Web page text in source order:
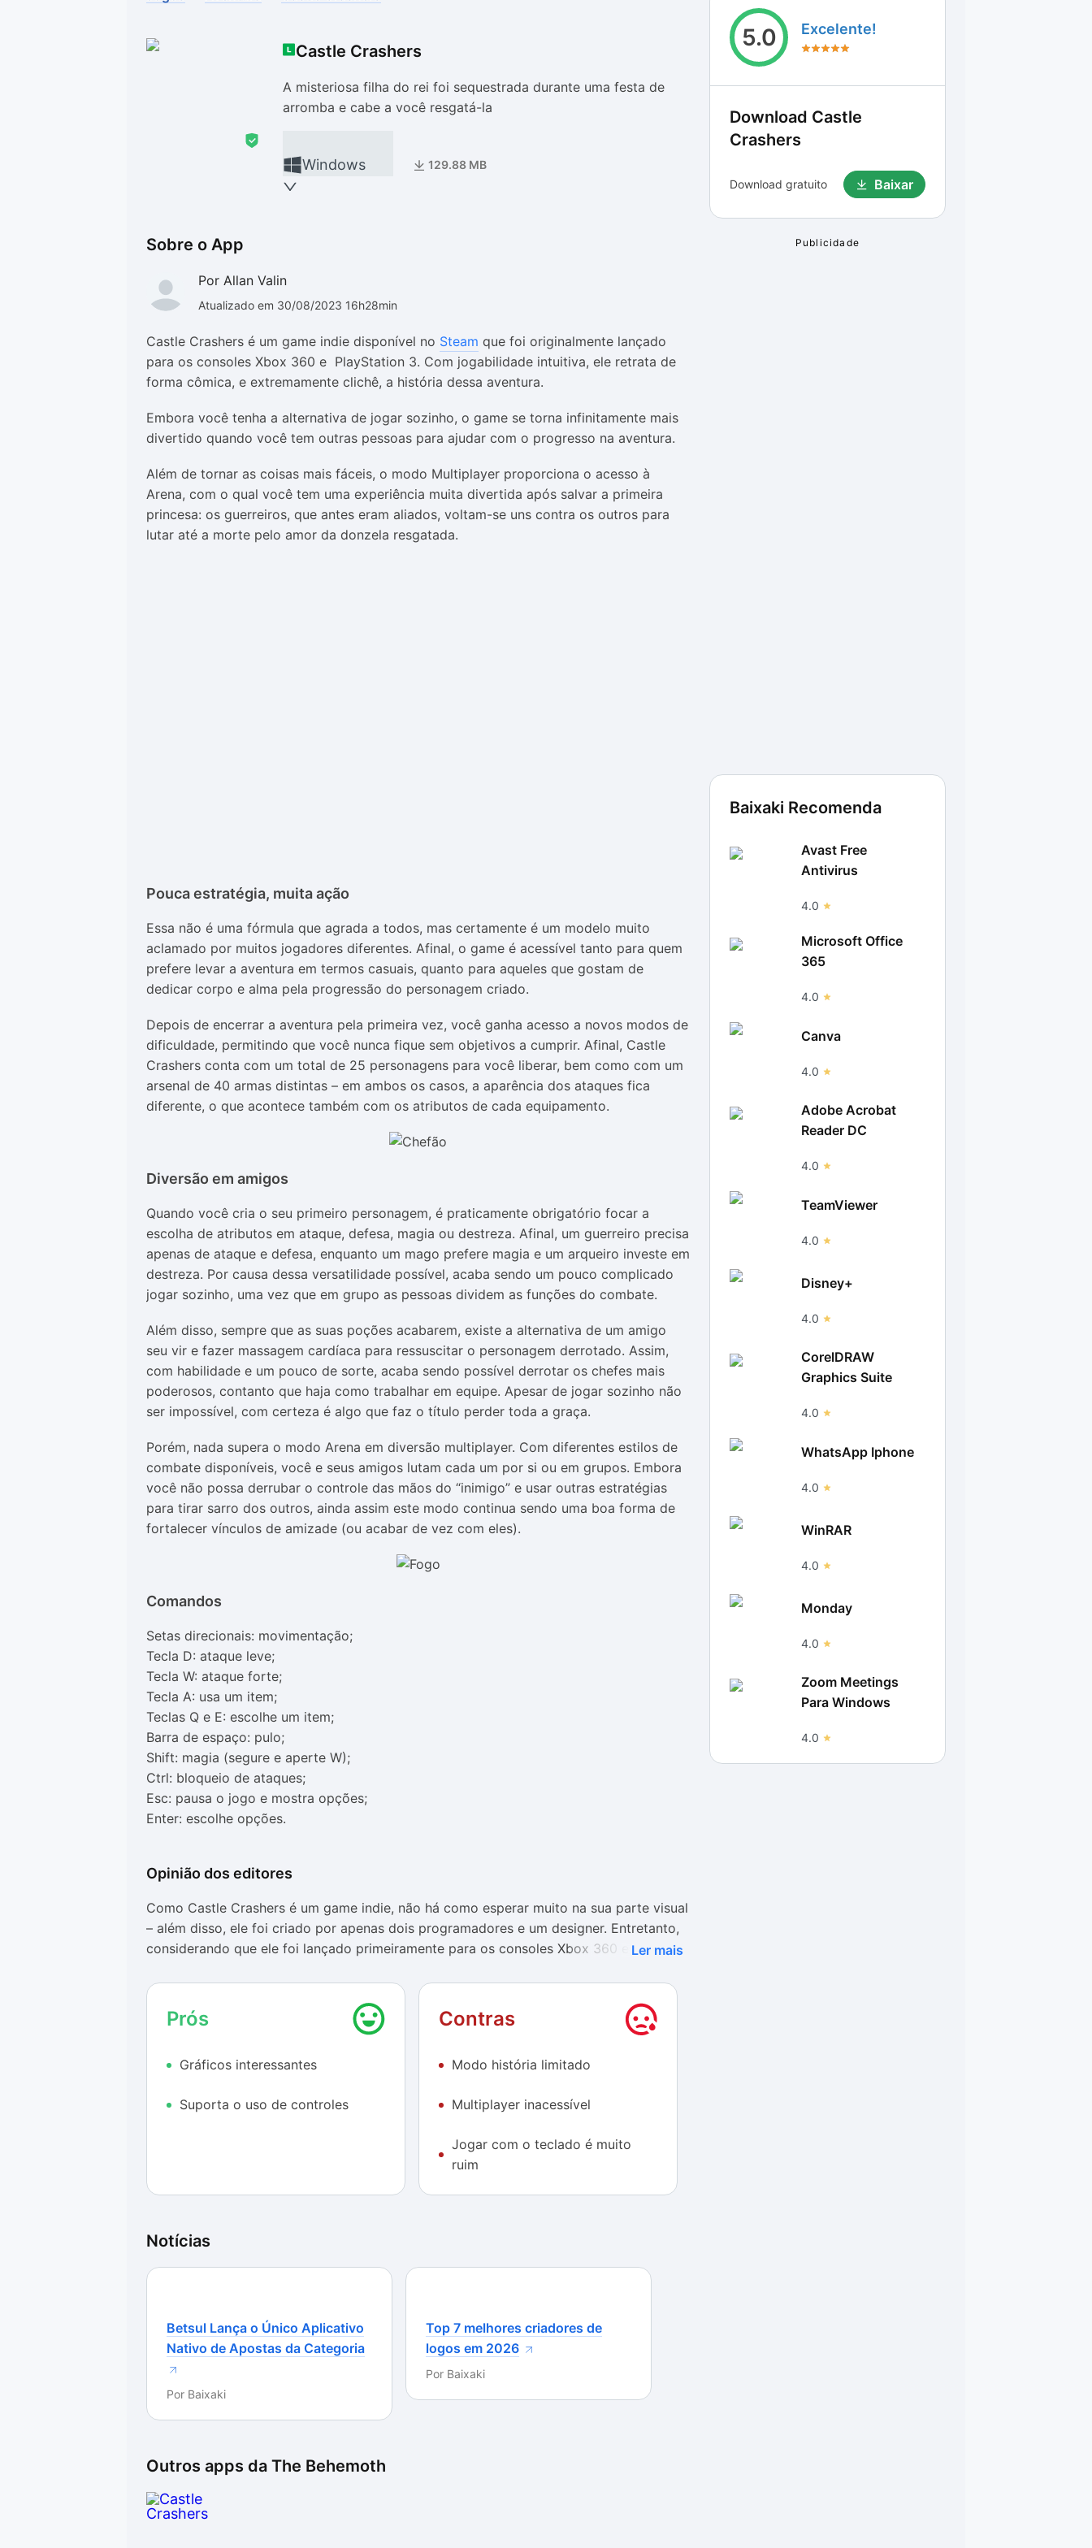
Castle Crashers
A misteriosa filha do rei foi sequestrada durante uma festa de
arromba e cabe a você resgatá-la
Windows 129.88 MB
Sobre o App
Por Allan Valin
Atualizado em 30/08/2023 16h28min
Castle Crashers é um game indie disponível no Steam que foi originalmente lançado
para os consoles Xbox 360 e PlayStation 3. Com jogabilidade intuitiva, ele retrata de
forma cômica, e extremamente clichê, a história dessa aventura.
Embora você tenha a alternativa de jogar sozinho, o game se torna infinitamente mais
divertido quando você tem outras pessoas para ajudar com o progresso na aventura.
Além de tornar as coisas mais fáceis, o modo Multiplayer proporciona o acesso à
Arena, com o qual você tem uma experiência muita divertida após salvar a primeira
princesa: os guerreiros, que antes eram aliados, voltam-se uns contra os outros para
lutar até a morte pelo amor da donzela resgatada.
Pouca estratégia, muita ação
Essa não é uma fórmula que agrada a todos, mas certamente é um modelo muito
aclamado por muitos jogadores diferentes. Afinal, o game é acessível tanto para quem
prefere levar a aventura em termos casuais, quanto para aqueles que gostam de
dedicar corpo e alma pela progressão do personagem criado.
Depois de encerrar a aventura pela primeira vez, você ganha acesso a novos modos de
dificuldade, permitindo que você nunca fique sem objetivos a cumprir. Afinal, Castle
Crashers conta com um total de 25 personagens para você liberar, bem como com um
arsenal de 40 armas distintas – em ambos os casos, a aparência dos ataques fica
diferente, o que acontece também com os atributos de cada equipamento.
Diversão em amigos
Quando você cria o seu primeiro personagem, é praticamente obrigatório focar a
escolha de atributos em ataque, defesa, magia ou destreza. Afinal, um guerreiro precisa
apenas de ataque e defesa, enquanto um mago prefere magia e um arqueiro investe em
destreza. Por causa dessa versatilidade possível, acaba sendo um pouco complicado
jogar sozinho, uma vez que em grupo as pessoas dividem as funções do combate.
Além disso, sempre que as suas poções acabarem, existe a alternativa de um amigo
seu vir e fazer massagem cardíaca para ressuscitar o personagem derrotado. Assim,
com habilidade e um pouco de sorte, acaba sendo possível derrotar os chefes mais
poderosos, contanto que haja como trabalhar em equipe. Apesar de jogar sozinho não
ser impossível, com certeza é algo que faz o título perder toda a graça.
Porém, nada supera o modo Arena em diversão multiplayer. Com diferentes estilos de
combate disponíveis, você e seus amigos lutam cada um por si ou em grupos. Embora
você não possa derrubar o controle das mãos do “inimigo” e usar outras estratégias
para tirar sarro dos outros, ainda assim este modo continua sendo uma boa forma de
fortalecer vínculos de amizade (ou acabar de vez com eles).
Comandos
Setas direcionais: movimentação;
Tecla D: ataque leve;
Tecla W: ataque forte;
Tecla A: usa um item;
Teclas Q e E: escolhe um item;
Barra de espaço: pulo;
Shift: magia (segure e aperte W);
Ctrl: bloqueio de ataques;
Esc: pausa o jogo e mostra opções;
Enter: escolhe opções.
Opinião dos editores
Como Castle Crashers é um game indie, não há como esperar muito na sua parte visual
– além disso, ele foi criado por apenas dois programadores e um designer. Entretanto,
considerando que ele foi lançado primeiramente para os consoles Xbox 360 e PS3,
de PC seria diferente.
A versão demonstrativa não tem liberado o modo multiplayer provavelmente porque
divertido por si só, não é exatamente necessário completar a aventura para passar o
jogar o início da história. Mesmo que haja pouco conteúdo disponível para analisar,
A música de Castle Crashers é um elemento muito interessante, pois não apenas ela é
bastante variada, como também apresenta todos os elementos necessários para tornar
momento, tanto que o primeiro chefão pode se provar um grande desafio,
ser jogado usando um controle, algo perceptível pelo fato de ser necessário fazer uma
verdadeira ginástica com os dedos para conseguir alcançar algumas teclas sem soltar
outras.
Embora a DEMO deixe um pouco a desejar em conteúdo e a interface do jogo não
tenha sido adaptada ao PC (as teclas do controle de Xbox 360 são indicadas no
coleção do Steam.
Ler mais
Prós
Gráficos interessantes
Suporta o uso de controles
Contras
Modo história limitado
Multiplayer inacessível
Jogar com o teclado é muito
ruim
Notícias
Betsul Lança o Único Aplicativo
Nativo de Apostas da Categoria
Por Baixaki
Top 7 melhores criadores de
logos em 2026
Por Baixaki
Outros apps da The Behemoth
5.0 Excelente!
Download Castle
Crashers
Download gratuito Baixar
Baixaki Recomenda
Avast Free
Antivirus
4.0
Microsoft Office
365
4.0
Canva
4.0
Adobe Acrobat
Reader DC
4.0
TeamViewer
4.0
Disney+
4.0
CorelDRAW
Graphics Suite
4.0
WhatsApp Iphone
4.0
WinRAR
4.0
Monday
4.0
Zoom Meetings
Para Windows
4.0